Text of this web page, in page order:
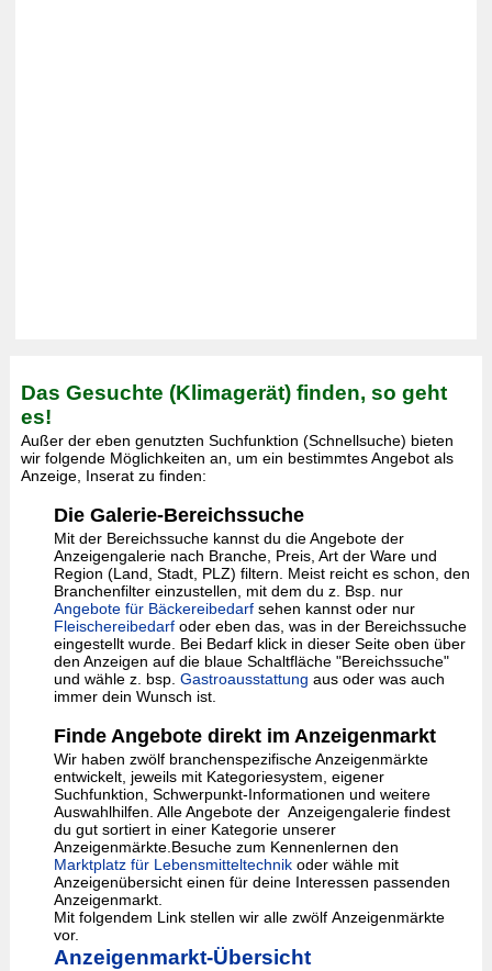
Das Gesuchte (Klimagerät) finden, so geht
es!
Außer der eben genutzten Suchfunktion (Schnellsuche) bieten
wir folgende Möglichkeiten an, um ein bestimmtes Angebot als
Anzeige, Inserat zu finden:
Die Galerie-Bereichssuche
Mit der Bereichssuche kannst du die Angebote der
Anzeigengalerie nach Branche, Preis, Art der Ware und
Region (Land, Stadt, PLZ) filtern. Meist reicht es schon, den
Branchenfilter einzustellen, mit dem du z. Bsp. nur
Angebote für Bäckereibedarfsehen kannst oder nur
Fleischereibedarfoder eben das, was in der Bereichssuche
eingestellt wurde. Bei Bedarf klick in dieser Seite oben über
den Anzeigen auf die blaue Schaltfläche "Bereichssuche"
und wähle z. bsp. Gastroausstattung aus oder was auch
immer dein Wunsch ist.
Finde Angebote direkt im Anzeigenmarkt
Wir haben zwölf branchenspezifische Anzeigenmärkte
entwickelt, jeweils mit Kategoriesystem, eigener
Suchfunktion, Schwerpunkt-Informationen und weitere
Auswahlhilfen. Alle Angebote der Anzeigengalerie findest
du gut sortiert in einer Kategorie unserer
Anzeigenmärkte.Besuche zum Kennenlernen den
Marktplatz für Lebensmitteltechnikoder wähle mit
Anzeigenübersicht einen für deine Interessen passenden
Anzeigenmarkt.
Mit folgendem Link stellen wir alle zwölf Anzeigenmärkte
vor.
Anzeigenmarkt-Übersicht